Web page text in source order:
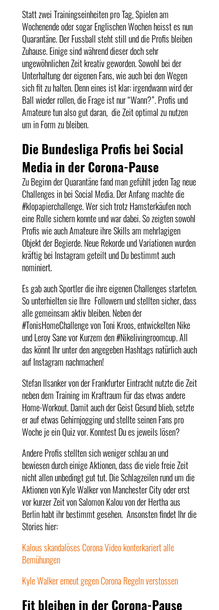
Statt zwei Trainingseinheiten pro Tag, Spielen am
Wochenende oder sogar Englischen Wochen heisst es nun
Quarantäne. Der Fussball steht still und die Profis bleiben
Zuhause. Einige sind während dieser doch sehr
ungewöhnlichen Zeit kreativ geworden. Sowohl bei der
Unterhaltung der eigenen Fans, wie auch bei den Wegen
sich fit zu halten. Denn eines ist klar: irgendwann wird der
Ball wieder rollen, die Frage ist nur “Wann?”. Profis und
Amateure tun also gut daran, die Zeit optimal zu nutzen
um in Form zu bleiben.
Die Bundesliga Profis bei Social
Media in der Corona-Pause
Zu Beginn der Quarantäne fand man gefühlt jeden Tag neue
Challenges in bei Social Media. Der Anfang machte die
#klopapierchallenge. Wer sich trotz Hamsterkäufen noch
eine Rolle sichern konnte und war dabei. So zeigten sowohl
Profis wie auch Amateure ihre Skills am mehrlagigen
Objekt der Begierde. Neue Rekorde und Variationen wurden
kräftig bei Instagram geteilt und Du bestimmt auch
nominiert.
Es gab auch Sportler die ihre eigenen Challenges starteten.
So unterhielten sie Ihre Followern und stellten sicher, dass
alle gemeinsam aktiv bleiben. Neben der
#TonisHomeChallenge von Toni Kroos, entwickelten Nike
und Leroy Sane vor Kurzem den #Nikelivingroomcup. All
das könnt Ihr unter den angegeben Hashtags natürlich auch
auf Instagram nachmachen!
Stefan Ilsanker von der Frankfurter Eintracht nutzte die Zeit
neben dem Training im Kraftraum für das etwas andere
Home-Workout. Damit auch der Geist Gesund blieb, setzte
er auf etwas Gehirnjogging und stellte seinen Fans pro
Woche je ein Quiz vor. Konntest Du es jeweils lösen?
Andere Profis stellten sich weniger schlau an und
bewiesen durch einige Aktionen, dass die viele freie Zeit
nicht allen unbedingt gut tut. Die Schlagzeilen rund um die
Aktionen von Kyle Walker von Manchester City oder erst
vor kurzer Zeit von Salomon Kalou von der Hertha aus
Berlin habt ihr bestimmt gesehen. Ansonsten findet Ihr die
Stories hier:
Kalous skandalöses Corona Video konterkariert alle
Bemühungen
Kyle Walker erneut gegen Corona Regeln verstossen
Fit bleiben in der Corona-Pause